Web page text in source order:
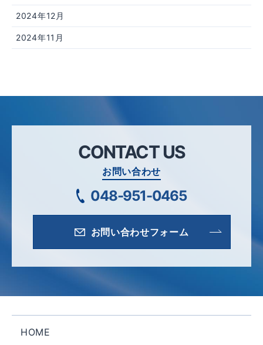
2024年12月
2024年11月
CONTACT US
お問い合わせ
048-951-0465
お問い合わせフォーム
HOME